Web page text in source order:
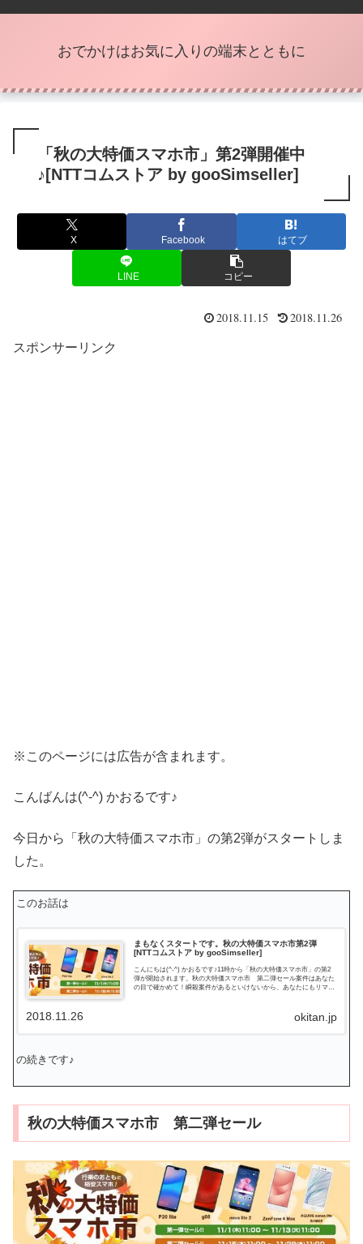
おでかけはお気に入りの端末とともに
「秋の大特価スマホ市」第2弾開催中
♪[NTTコムストア by gooSimseller]
X Facebook はてブ
LINE コピー
2018.11.15 2018.11.26
スポンサーリンク
※このページには広告が含まれます。
こんばんは(^-^) かおるです♪
今日から「秋の大特価スマホ市」の第2弾がスタートしま
した。
このお話は
まもなくスタートです。秋の大特価スマホ市第2弾
[NTTコムストア by gooSimseller]
こんにちは(^-^) かおるです♪11時から「秋の大特価スマホ市」の第2
弾が開始されます。秋の大特価スマホ市 第二弾セール案件はあなた
の目で確かめて！瞬殺案件があるといけないから、あなたにもリマイ
okitan.jp
2018.11.26
の続きです♪
秋の大特価スマホ市 第二弾セール